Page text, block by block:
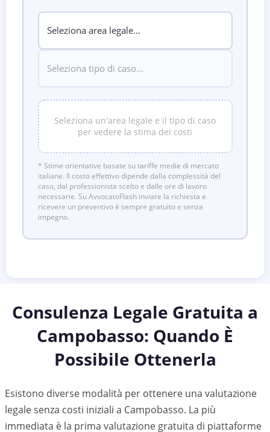
Seleziona un'area legale e il tipo di caso
per vedere la stima dei costi
* Stime orientative basate su tariffe medie di mercato
italiane. Il costo effettivo dipende dalla complessità del
caso, dal professionista scelto e dalle ore di lavoro
necessarie. Su AvvocatoFlash inviare la richiesta e
ricevere un preventivo è sempre gratuito e senza
impegno.
Consulenza Legale Gratuita a
Campobasso: Quando È
Possibile Ottenerla
Esistono diverse modalità per ottenere una valutazione
legale senza costi iniziali a Campobasso. La più
immediata è la prima valutazione gratuita di piattaforme